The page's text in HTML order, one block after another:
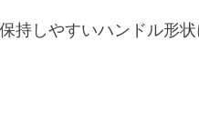
持しやすいハンドル形